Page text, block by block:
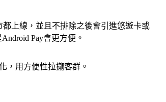
上線，並且不排除之後會引進悠遊卡或
Pay會更方便。
，用方便性拉攏客群。